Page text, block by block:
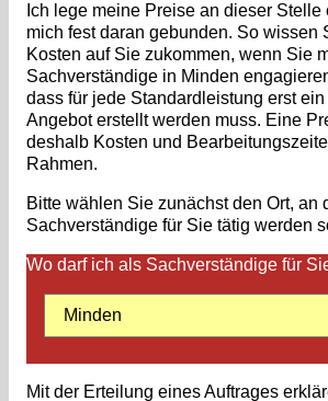
Ich lege meine Preise an dieser Stelle
mich fest daran gebunden. So wissen
Kosten auf Sie zukommen, wenn Sie
Sachverständige in Minden
dass für jede Standardleistung erst
Angebot erstellt werden muss. Eine
deshalb Kosten und
Rahmen.
Bitte wählen Sie zunächst den Ort, an
Sachverständige für Sie tätig werden
Wo darf ich als Sachverständige für
Mit der Erteilung eines Auftrages